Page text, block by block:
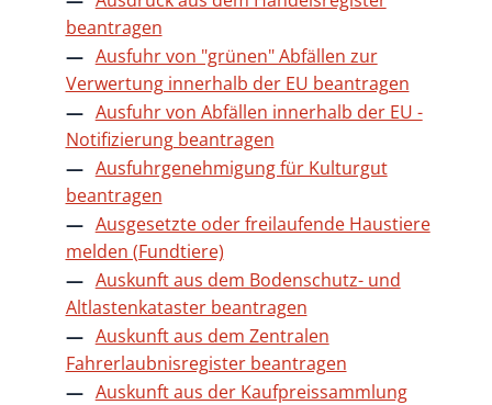
beantragen
Ausfuhr von "grünen" Abfällen zur
Verwertung innerhalb der EU beantragen
Ausfuhr von Abfällen innerhalb der EU -
Notifizierung beantragen
Ausfuhrgenehmigung für Kulturgut
beantragen
Ausgesetzte oder freilaufende Haustiere
melden (Fundtiere)
Auskunft aus dem Bodenschutz- und
Altlastenkataster beantragen
Auskunft aus dem Zentralen
Fahrerlaubnisregister beantragen
Auskunft aus der Kaufpreissammlung